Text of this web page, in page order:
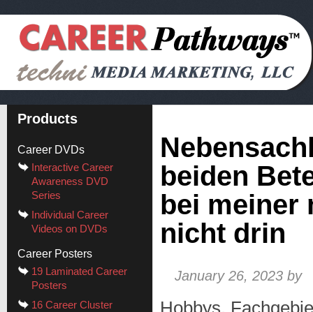
beiden
bei meiner
nicht drin
January 26, 2023 by
Hobbys,
Products
Career DVDs
Interactive Career
Awareness DVD
Series
Individual Career
Videos on DVDs
Career Posters
19 Laminated Career
Posters
16 Career Cluster